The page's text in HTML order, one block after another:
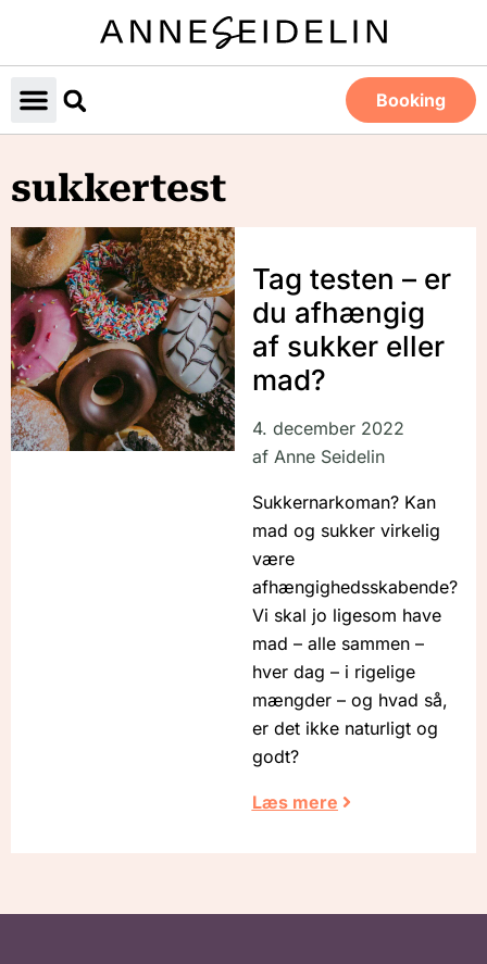
Booking
sukkertest
Tag testen – er
du afhængig
af sukker eller
mad?
4. december 2022
afAnne Seidelin
Sukkernarkoman? Kan
mad og sukker virkelig
være
afhængighedsskabende?
Vi skal jo ligesom have
mad – alle sammen –
hver dag – i rigelige
mængder – og hvad så,
er det ikke naturligt og
godt?
Læs mere